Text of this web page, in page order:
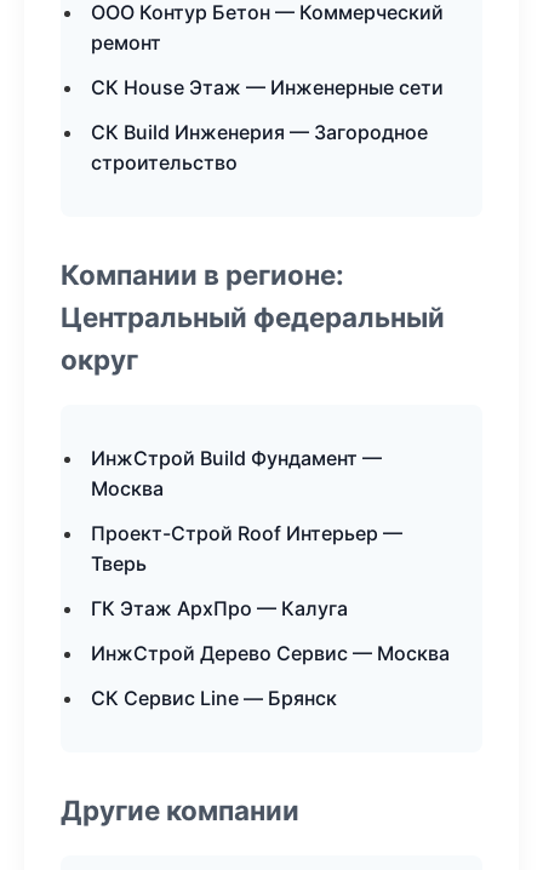
ООО Контур Бетон — Коммерческий
ремонт
СК House Этаж — Инженерные сети
СК Build Инженерия — Загородное
строительство
Компании в регионе:
Центральный федеральный
округ
ИнжСтрой Build Фундамент —
Москва
Проект-Строй Roof Интерьер —
Тверь
ГК Этаж АрхПро — Калуга
ИнжСтрой Дерево Сервис — Москва
СК Сервис Line — Брянск
Другие компании